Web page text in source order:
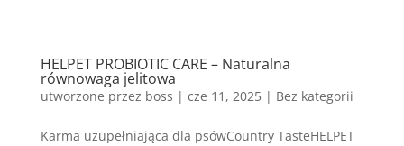
HELPET PROBIOTIC CARE – Naturalna
równowaga jelitowa
utworzone przez boss | cze 11, 2025| Bez kategorii
Karma uzupełniająca dla psówCountry TasteHELPET